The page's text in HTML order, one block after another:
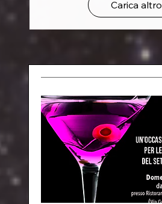
Carica altro